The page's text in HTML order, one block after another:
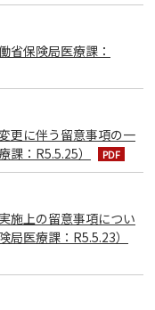
省保険局医療課：
更に伴う留意事項の一
：R5.5.25）
施上の留意事項につい
医療課：R5.5.23）